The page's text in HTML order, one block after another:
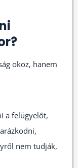
okoz, hanem
a felügyelőt,
nem tudják,